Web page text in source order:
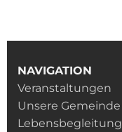
NAVIGATION
Veranstaltungen
Unsere Gemeinde
Lebensbegleitung